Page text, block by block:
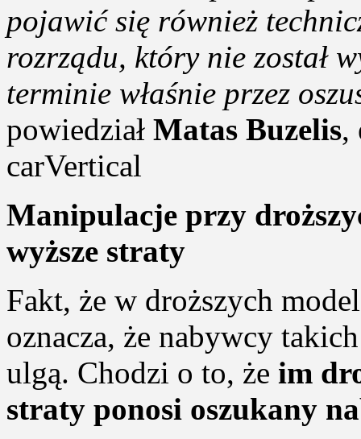
pojawić się również
rozrządu, który nie został
terminie właśnie przez
powiedział Matas Buzelis,
carVertical
Manipulacje przy
wyższe straty
Fakt, że w droższych
oznacza, że nabywcy
ulgą. Chodzi o to, że im
straty ponosi oszukany